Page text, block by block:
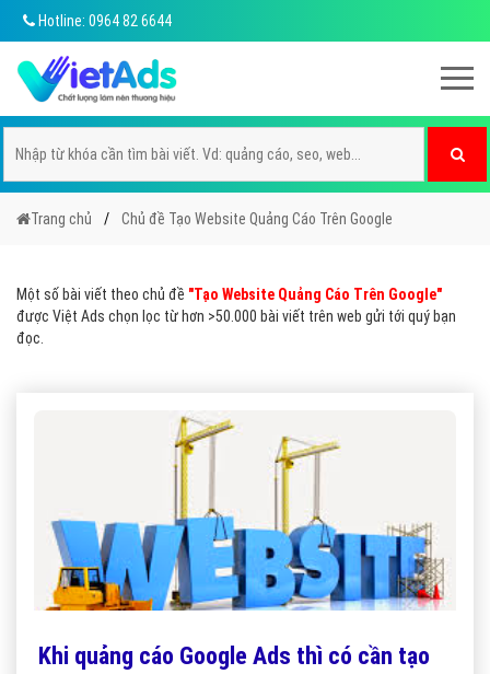
Hotline: 0964 82 6644
Trang chủ Chủ đề Tạo Website Quảng Cáo Trên Google
Một số bài viết theo chủ đề "Tạo Website Quảng Cáo Trên Google"
được Việt Ads chọn lọc từ hơn >50.000 bài viết trên web gửi tới quý bạn
đọc.
Khi quảng cáo Google Ads thì có cần tạo